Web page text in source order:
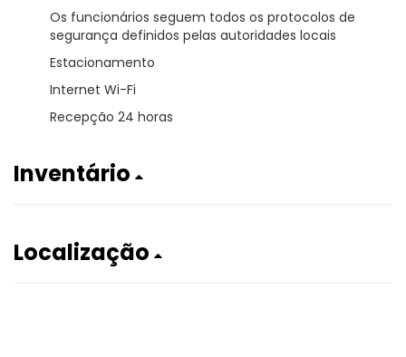
Os funcionários seguem todos os protocolos de
segurança definidos pelas autoridades locais
Estacionamento
Internet Wi-Fi
Recepção 24 horas
Inventário
Localização